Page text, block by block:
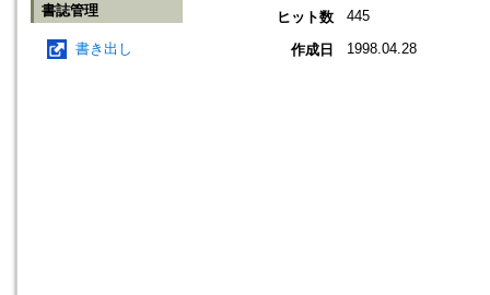
書誌管理
書き出し
ヒット数 445
作成日 1998.04.28